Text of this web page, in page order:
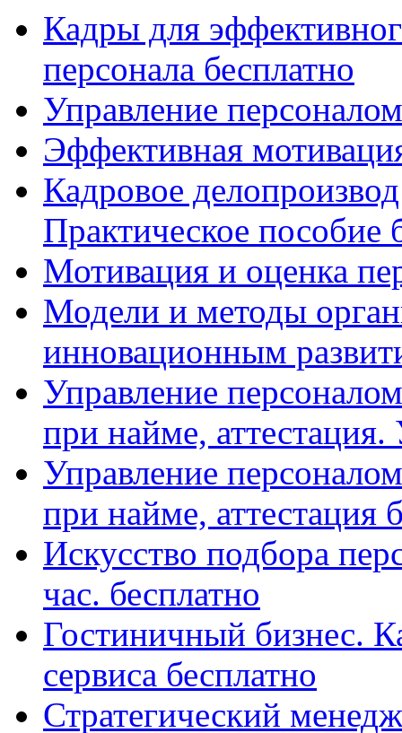
Кадры для
персонала бесплатно
Управление
Эффективная
Кадровое
Практическое пособие
Мотивация и оценка
Модели и методы
инновационным
Управление
при найме,
Управление
при найме, аттестация
Искусство подбора
час. бесплатно
Гостиничный бизнес.
сервиса бесплатно
Стратегический